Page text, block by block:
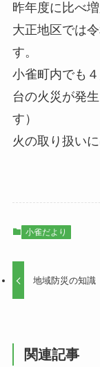
昨年度に比べ
大正地区では
す。
小雀町内でも
台の火災が発
す）
火の取り扱い
小雀だより
地域防災の知
関連記事